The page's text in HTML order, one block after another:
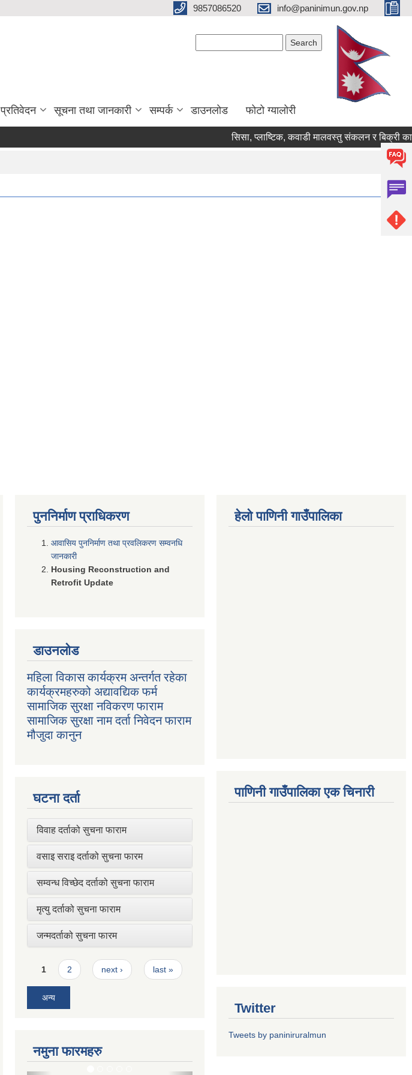
9857086520 info@paninimun.gov.np
प्रतिवेदन सूचना तथा जानकारी सम्पर्क डाउनलोड फोटो ग्यालोरी
सिसा, प्लाष्टिक, कवाडी मालवस्तु संकलन र बिक्री कार्य
पुननिर्माण प्राधिकरण
आवासिय पुननिर्माण तथा प्रवलिकरण सम्वनधि
जानकारी
Housing Reconstruction and
Retrofit Update
डाउनलोड
महिला विकास कार्यक्रम अन्तर्गत रहेका
कार्यक्रमहरुको अद्यावद्यिक फर्म
सामाजिक सुरक्षा नविकरण फाराम
सामाजिक सुरक्षा नाम दर्ता निवेदन फाराम
मौजुदा कानुन
घटना दर्ता
विवाह दर्ताको सुचना फाराम
वसाइ सराइ दर्ताको सुचना फारम
सम्वन्ध विच्छेद दर्ताको सुचना फाराम
मृत्यु दर्ताको सुचना फाराम
जन्मदर्ताको सुचना फारम
Pages
1 2 next › last »
अन्य
नमुना फारमहरु
हेलो पाणिनी गाउँपालिका
पाणिनी गाउँपालिका एक चिनारी
Twitter
Tweets by paniniruralmun